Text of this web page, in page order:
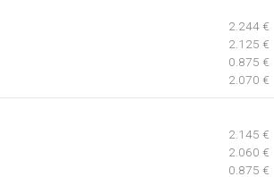
2.244 €
2.125 €
0.875 €
2.070 €
2.145 €
2.060 €
0.875 €